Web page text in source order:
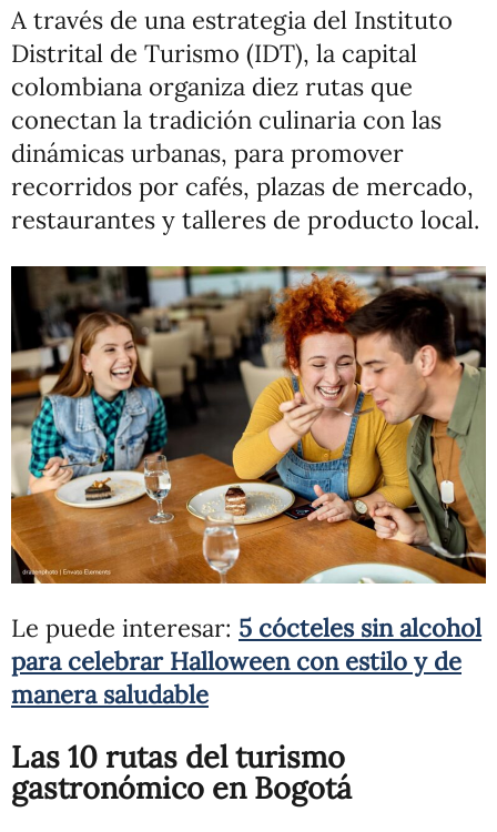
A través de una estrategia del Instituto
Distrital de Turismo (IDT), la capital
colombiana organiza diez rutas que
conectan la tradición culinaria con las
dinámicas urbanas, para promover
recorridos por cafés, plazas de mercado,
restaurantes y talleres de producto local.
Le puede interesar: 5 cócteles sin alcohol
para celebrar Halloween con estilo y de
manera saludable
Las 10 rutas del turismo
gastronómico en Bogotá